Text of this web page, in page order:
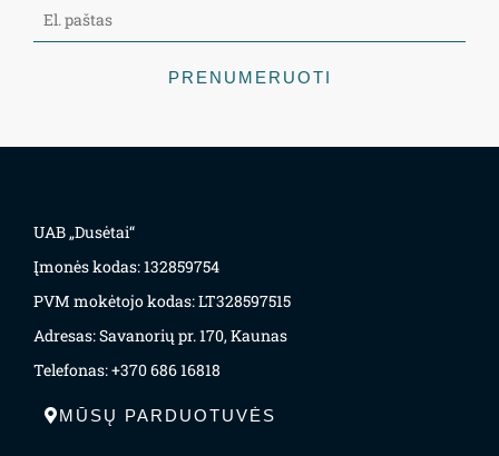
PRENUMERUOTI
UAB „Dusėtai“
Įmonės kodas: 132859754
PVM mokėtojo kodas: LT328597515
Adresas: Savanorių pr. 170, Kaunas
Telefonas: +370 686 16818
MŪSŲ PARDUOTUVĖS